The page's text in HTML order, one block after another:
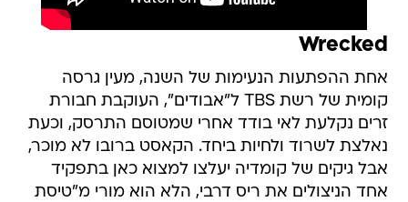
Wrecked
אחת ההפתעות הנעימות של השנה, מעין גרסה
קומית של רשת TBS ל"אבודים", העוקבת חבורת
זרים נקלעת לאי בודד אחרי שמטוסם התרסק, וכעת
נאלצת לשרוד ולחיות ביחד. הקאסט ברובו לא מוכר,
אבל גיקים של קומדיה יעלצו למצוא כאן בתפקיד
אחד הניצולים את ריס דרבי, הלא הוא מורי מ"טיסת